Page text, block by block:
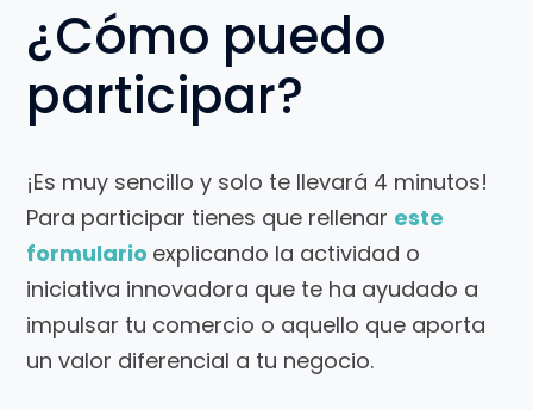
¿Cómo puedo
participar?
¡Es muy sencillo y solo te llevará 4 minutos!
Para participar tienes que rellenar este
formulario explicando la actividad o
iniciativa innovadora que te ha ayudado a
impulsar tu comercio o aquello que aporta
un valor diferencial a tu negocio.